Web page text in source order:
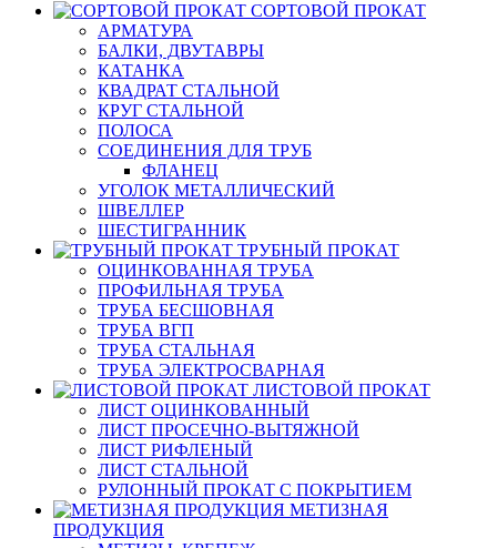
СОРТОВОЙ ПРОКАТ
АРМАТУРА
БАЛКИ, ДВУТАВРЫ
КАТАНКА
КВАДРАТ СТАЛЬНОЙ
КРУГ СТАЛЬНОЙ
ПОЛОСА
СОЕДИНЕНИЯ ДЛЯ ТРУБ
ФЛАНЕЦ
УГОЛОК МЕТАЛЛИЧЕСКИЙ
ШВЕЛЛЕР
ШЕСТИГРАННИК
ТРУБНЫЙ ПРОКАТ
ОЦИНКОВАННАЯ ТРУБА
ПРОФИЛЬНАЯ ТРУБА
ТРУБА БЕСШОВНАЯ
ТРУБА ВГП
ТРУБА СТАЛЬНАЯ
ТРУБА ЭЛЕКТРОСВАРНАЯ
ЛИСТОВОЙ ПРОКАТ
ЛИСТ ОЦИНКОВАННЫЙ
ЛИСТ ПРОСЕЧНО-ВЫТЯЖНОЙ
ЛИСТ РИФЛЕНЫЙ
ЛИСТ СТАЛЬНОЙ
РУЛОННЫЙ ПРОКАТ С ПОКРЫТИЕМ
МЕТИЗНАЯ
ПРОДУКЦИЯ